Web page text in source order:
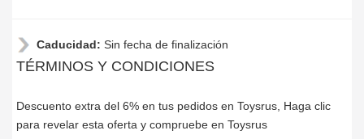
Caducidad: Sin fecha de finalización
TÉRMINOS Y CONDICIONES
Descuento extra del 6% en tus pedidos en Toysrus, Haga clic
para revelar esta oferta y compruebe en Toysrus